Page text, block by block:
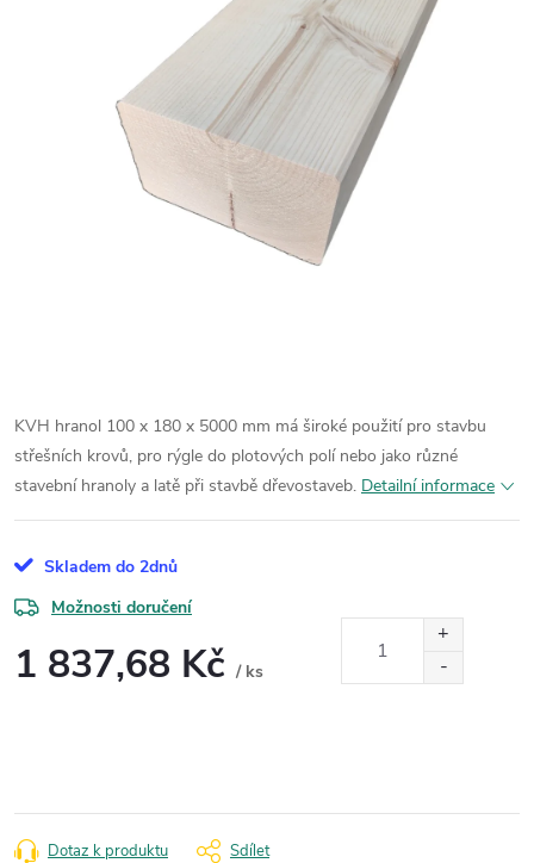
KVH hranol 100 x 180 x 5000 mm má široké použití pro stavbu
střešních krovů, pro rýgle do plotových polí nebo jako různé
stavební hranoly a latě při stavbě dřevostaveb. Detailní informace
Skladem do 2dnů
Možnosti doručení
1 837,68 Kč / ks
Dotaz k produktu Sdílet